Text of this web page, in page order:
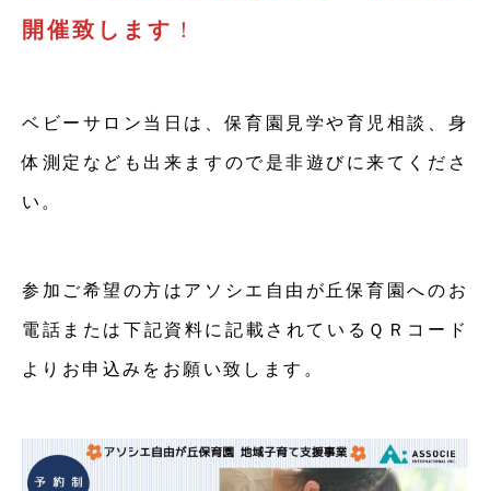
開催致します ！
ベビーサロン当日は、保育園見学や育児相談、身
体測定なども出来ますので是非遊びに来てくださ
い。
参加ご希望の方はアソシエ自由が丘保育園へのお
電話または下記資料に記載されているＱＲコード
よりお申込みをお願い致します。